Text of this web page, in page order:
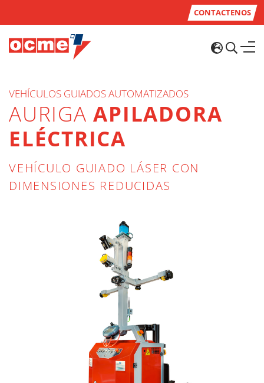
CONTACTENOS
VEHÍCULOS GUIADOS AUTOMATIZADOS
AURIGAAPILADORA
ELÉCTRICA
VEHÍCULO GUIADO LÁSER CON
DIMENSIONES REDUCIDAS